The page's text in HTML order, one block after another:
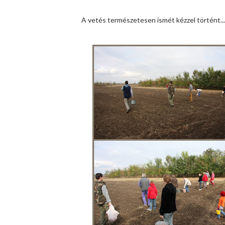
A vetés természetesen ismét kézzel